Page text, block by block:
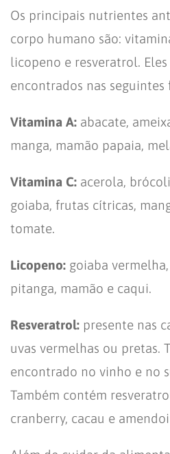
Os principais nutrientes
corpo humano são:
licopeno e resveratrol.
encontrados nas seguintes
Vitamina A: abacate,
manga, mamão papaia,
Vitamina C: acerola,
goiaba, frutas cítricas,
tomate.
Licopeno: goiaba
pitanga, mamão e caqui.
Resveratrol: presente nas
uvas vermelhas ou pretas.
encontrado no vinho e no
Também contém
cranberry, cacau e